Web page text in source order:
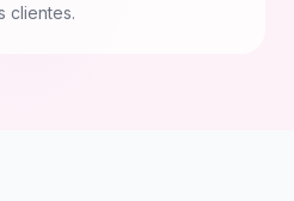
clientes.